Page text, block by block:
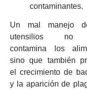
contaminantes.
Un mal manejo
utensilios no
contamina los
sino que también
el crecimiento de
y la aparición de